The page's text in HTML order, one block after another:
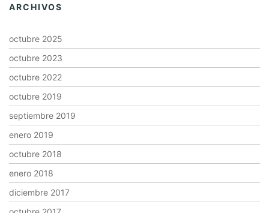
ARCHIVOS
octubre 2025
octubre 2023
octubre 2022
octubre 2019
septiembre 2019
enero 2019
octubre 2018
enero 2018
diciembre 2017